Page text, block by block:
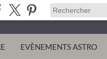
EVÈNEMENTS ASTRO